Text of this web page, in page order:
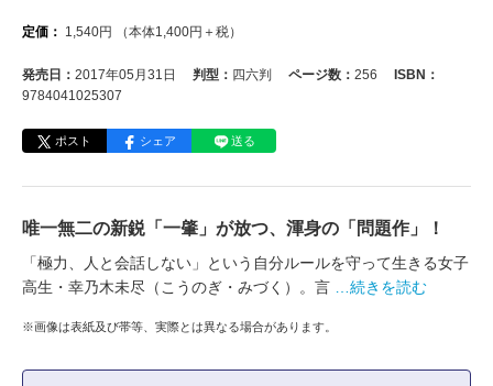
定価： 1,540円 （本体1,400円＋税）
発売日： 2017年05月31日 判型： 四六判 ページ数： 256
ISBN：
9784041025307
ポスト シェア 送る
唯一無二の新鋭「一肇」が放つ、渾身の「問題作」！
「極力、人と会話しない」という自分ルールを守って生きる女子
高生・幸乃木未尽（こうのぎ・みづく）。言
…続きを読む
※画像は表紙及び帯等、実際とは異なる場合があります。